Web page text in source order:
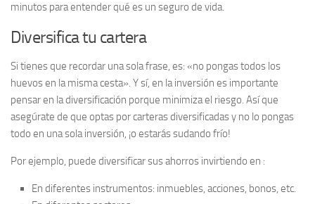
minutos para entender qué es un seguro de vida.
Diversifica tu cartera
Si tienes que recordar una sola frase, es: «no pongas todos los
huevos en la misma cesta». Y sí, en la inversión es importante
pensar en la diversificación porque minimiza el riesgo. Así que
asegúrate de que optas por carteras diversificadas y no lo pongas
todo en una sola inversión, ¡o estarás sudando frío!
Por ejemplo, puede diversificar sus ahorros invirtiendo en :
En diferentes instrumentos: inmuebles, acciones, bonos, etc.